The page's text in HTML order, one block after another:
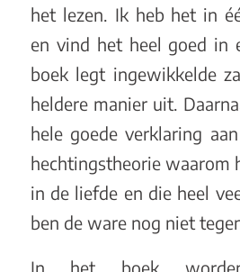
het lezen. Ik heb het in
en vind het heel goed in
boek legt ingewikkelde
heldere manier uit.
hele goede verklaring
hechtingstheorie waarom
in de liefde en die heel
ben de ware nog niet
In het boek